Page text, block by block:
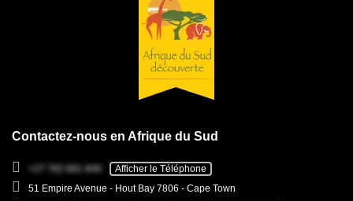
Contactez-nous en Afrique du Sud
+27 782 681 846
Afficher le Téléphone
51 Empire Avenue - Hout Bay 7806 - Cape Town